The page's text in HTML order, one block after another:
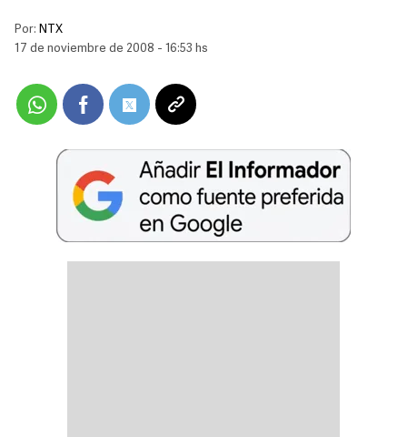
Por: NTX
17 de noviembre de 2008 - 16:53 hs